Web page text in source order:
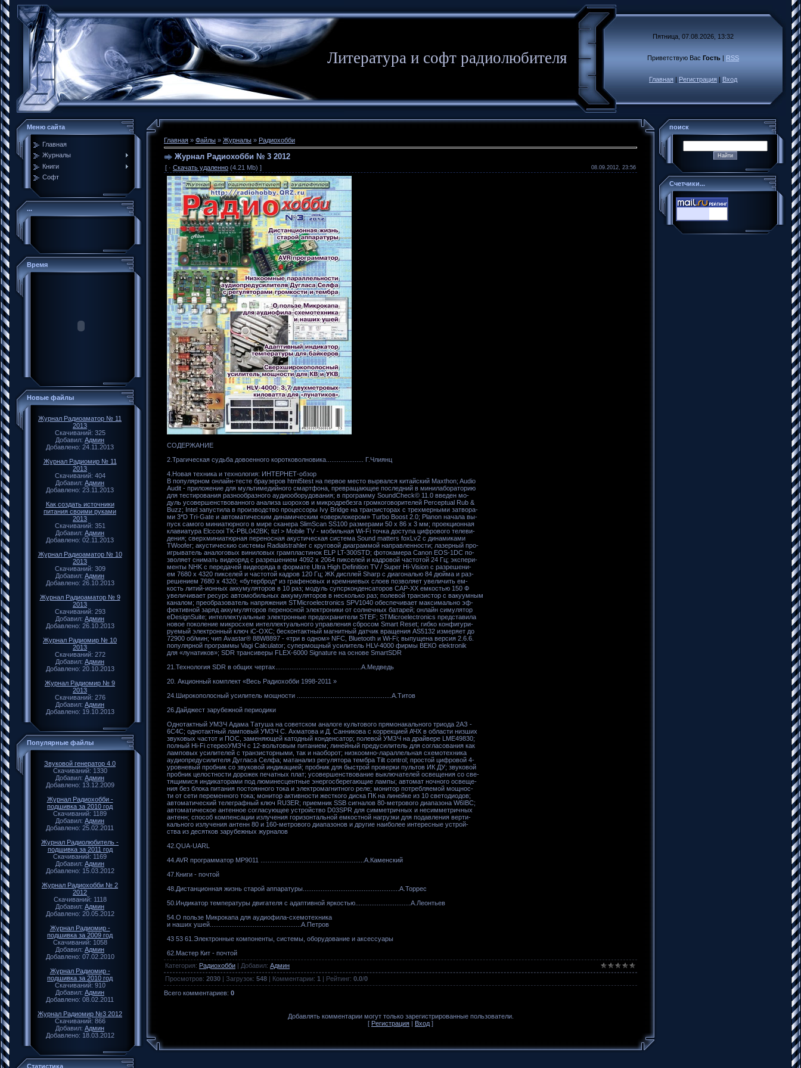
Литература и софт радиолюбителя
Пятница, 07.08.2026, 13:32
Приветствую Вас Гость | RSS
Главная | Регистрация | Вход
Меню сайта
Главная
Журналы
Книги
Софт
...
Время
Новые файлы
Журнал Радиоаматор № 11
2013
Скачиваний: 325
Добавил: Админ
Добавлено: 24.11.2013
Журнал Радиомир № 11
2013
Скачиваний: 404
Добавил: Админ
Добавлено: 23.11.2013
Как создать источники
питания своими руками
2013
Скачиваний: 351
Добавил: Админ
Добавлено: 02.11.2013
Журнал Радиоаматор № 10
2013
Скачиваний: 309
Добавил: Админ
Добавлено: 26.10.2013
Журнал Радиоаматор № 9
2013
Скачиваний: 293
Добавил: Админ
Добавлено: 26.10.2013
Журнал Радиомир № 10
2013
Скачиваний: 272
Добавил: Админ
Добавлено: 20.10.2013
Журнал Радиомир № 9
2013
Скачиваний: 276
Добавил: Админ
Добавлено: 19.10.2013
Популярные файлы
Звуковой генератор 4.0
Скачиваний: 1330
Добавил: Админ
Добавлено: 13.12.2009
Журнал Радиохобби -
подшивка за 2010 год
Скачиваний: 1189
Добавил: Админ
Добавлено: 25.02.2011
Журнал Радиолюбитель -
подшивка за 2011 год
Скачиваний: 1169
Добавил: Админ
Добавлено: 15.03.2012
Журнал Радиохобби № 2
2012
Скачиваний: 1118
Добавил: Админ
Добавлено: 20.05.2012
Журнал Радиомир -
подшивка за 2009 год
Скачиваний: 1058
Добавил: Админ
Добавлено: 07.02.2010
Журнал Радиомир -
подшивка за 2010 год
Скачиваний: 910
Добавил: Админ
Добавлено: 08.02.2011
Журнал Радиомир №3 2012
Скачиваний: 866
Добавил: Админ
Добавлено: 18.03.2012
Статистика
Главная » Файлы » Журналы » Радиохобби
Журнал Радиохобби № 3 2012
[ · Скачать удаленно (4.21 Mb) ] 08.09.2012, 23:56
СОДЕРЖАНИЕ
2.Трагическая судьба довоенного коротковолновика..................... Г.Члиянц
4.Новая техника и технология: ИНТЕРНЕТ-обзор
В популярном онлайн-тесте браузеров html5test на первое место вырвался китайский Maxthon; Audio
Audit - приложение для мультимедийного смартфона, превращающее последний в минилабораторию
для тестирования разнообразного аудиооборудования; в программу SoundCheck© 11.0 введен мо-
дуль усовершенствованного анализа шорохов и микродребезга громкоговорителей Perceptual Rub &
Buzz; Intel запустила в производство процессоры Ivy Bridge на транзисторах с трехмерными затвора-
ми 3*D Tri-Gate и автоматическим динамическим «оверклокером» Turbo Boost 2.0; Planon начала вы-
пуск самого миниатюрного в мире сканера SlimScan SS100 размерами 50 х 86 х 3 мм; проекционная
клавиатура Elccooi TK-PBL042BK; tizl > Mobile TV - мобильная Wi-Fi точка доступа цифрового телеви-
дения; сверхминиатюрная переносная акустическая система Sound matters foxLv2 с динамиками
TWoofer; акустическио системы Radialstrahler с круговой диаграммой направленности; лазерный про-
игрыватель аналоговых виниловых грампластинок ELP LT-300STD; фотокамера Canon EOS-1DC по-
зволяет снимать видеоряд с разрешением 4092 х 2064 пикселей и кадровой частотой 24 Гц; экспери-
менты NHK с передачей видеоряда в формате Ultra High Definition TV / Super Hi-Vision с разрешени-
ем 7680 x 4320 пикселей и частотой кадров 120 Гц; ЖК дисплей Sharp с диагональю 84 дюйма и раз-
решением 7680 х 4320; «бутерброд* из графеновых и кремниевых слоев позволяет увеличить ем-
кость литий-ионных аккумуляторов в 10 раз; модуль супсрконденсаторов САР-ХХ емкостью 150 Ф
увеличивает ресурс автомобильных аккумуляторов в несколько раз; полевой транзистор с вакуумным
каналом; преобразователь напряжения STMicroelectronics SPV1040 обеспечивает максимально эф-
фективной заряд аккумуляторов переносной электроники от солнечных батарей; онлайн симулятор
eDesignSuite; интеллектуальные электронные предохранители STEF; STMicroelectronics представила
новое поколение микросхем интеллектуального управления сбросом Smart Reset; гибко конфигури-
руемый электронный ключ iC-OXC; бесконтактный магнитный датчик вращения AS5132 измеряет до
72900 об/мин; чип Avastar® 88W8897 - «три в одном» NFC, Bluetooth и Wi-Fi; выпущена версия 2.6.6.
популярной программы Vagi Calculator; супермощный усилитель HLV-4000 фирмы ВЕКО elektronik
для «лунатиков»; SDR трансиверы FLEX-6000 Signature на основе SmartSDR
21.Технология SDR в общих чертах................................................А.Медведь
20. Акционный комплект «Весь Радиохобби 1998-2011 »
24.Широкополосный усилитель мощности .....................................................А.Титов
26.Дайджест зарубежной периодики
Однотактный УМЗЧ Адама Татуша на советском аналоге культового прямонакального триода 2АЗ -
6С4С; однотактный ламповый УМЗЧ С. Ахматова и Д. Санникова с коррекцией АЧХ в области низших
звуковых частот и ПОС, заменяющей катодный конденсатор; полевой УМЗЧ на драйвере LME49830;
полный Hi-Fi стереоУМЗЧ с 12-вольтовым питанием; линейный предусилитель для согласования как
ламповых усилителей с транзисторными, так и наоборот; низкоомно-лараллельная схемотехника
аудиопредусилителя Дугласа Селфа; матанализ регулятора тембра Tilt control; простой цифровой 4-
уровневый пробник со звуковой индикацией; пробник для быстрой проверки пультов ИК ДУ; звуковой
пробник целостности дорожек печатных плат; усовершенствование выключателей освещения со све-
тящимися индикаторами под люминесцентные энергосберегающие лампы; автомат ночного освеще-
ния без блока питания постоянного тока и электромагнитного реле; монитор потребляемой мощнос-
ти от сети переменного тока; монитор активности жесткого диска ПК на линейке из 10 светодиодов;
автоматический телеграфный ключ RU3ER; приемник SSB сигналов 80-метрового диапазона W6IBC;
автоматическое антенное согласующее устройство D03SPR для симметричных и несимметричных
антенн; способ компенсации излучения горизонтальной емкостной нагрузки для подавления верти-
кального излучения антенн 80 и 160-метрового диапазонов и другие наиболее интересные устрой-
ства из десятков зарубежных журналов
42.QUA-UARL
44.AVR программатор МР9011 ..........................................................А.Каменский
47.Книги - почтой
48.Дистанционная жизнь старой аппаратуры......................................................А.Торрес
50.Индикатор температуры двигателя с адаптивной яркостью...............................А.Леонтьев
54.О пользе Микрокапа для аудиофила-схемотехника
и наших ушей...................................................А.Петров
43 53 61.Электронные компоненты, системы, оборудование и аксессуары
62.Мастер Кит - почтой
Категория: Радиохобби | Добавил: Админ
Просмотров: 2030 | Загрузок: 548 | Комментарии: 1 | Рейтинг: 0.0/0
Всего комментариев: 0
Добавлять комментарии могут только зарегистрированные пользователи.
[ Регистрация | Вход ]
поиск
Счетчики...